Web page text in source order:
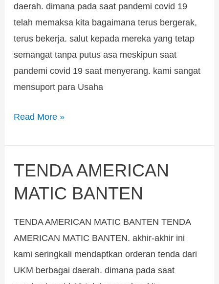
daerah. dimana pada saat pandemi covid 19
telah memaksa kita bagaimana terus bergerak,
terus bekerja. salut kepada mereka yang tetap
semangat tanpa putus asa meskipun saat
pandemi covid 19 saat menyerang. kami sangat
mensuport para Usaha
Read More »
TENDA AMERICAN
MATIC BANTEN
TENDA AMERICAN MATIC BANTEN TENDA
AMERICAN MATIC BANTEN. akhir-akhir ini
kami seringkali mendaptkan orderan tenda dari
UKM berbagai daerah. dimana pada saat
TENDA
MATIC